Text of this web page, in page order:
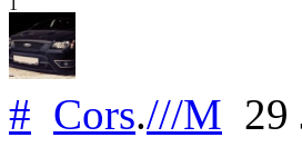
1
# Cors.///M 29